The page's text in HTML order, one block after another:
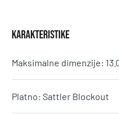
KARAKTERISTIKE
Maksimalne dimenzije:
Platno: Sattler Blockout